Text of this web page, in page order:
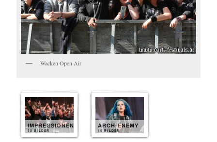
Wacken Open Air
IMPRESSIONEN
60 BILDER
ARCH ENEMY
15 BILDER